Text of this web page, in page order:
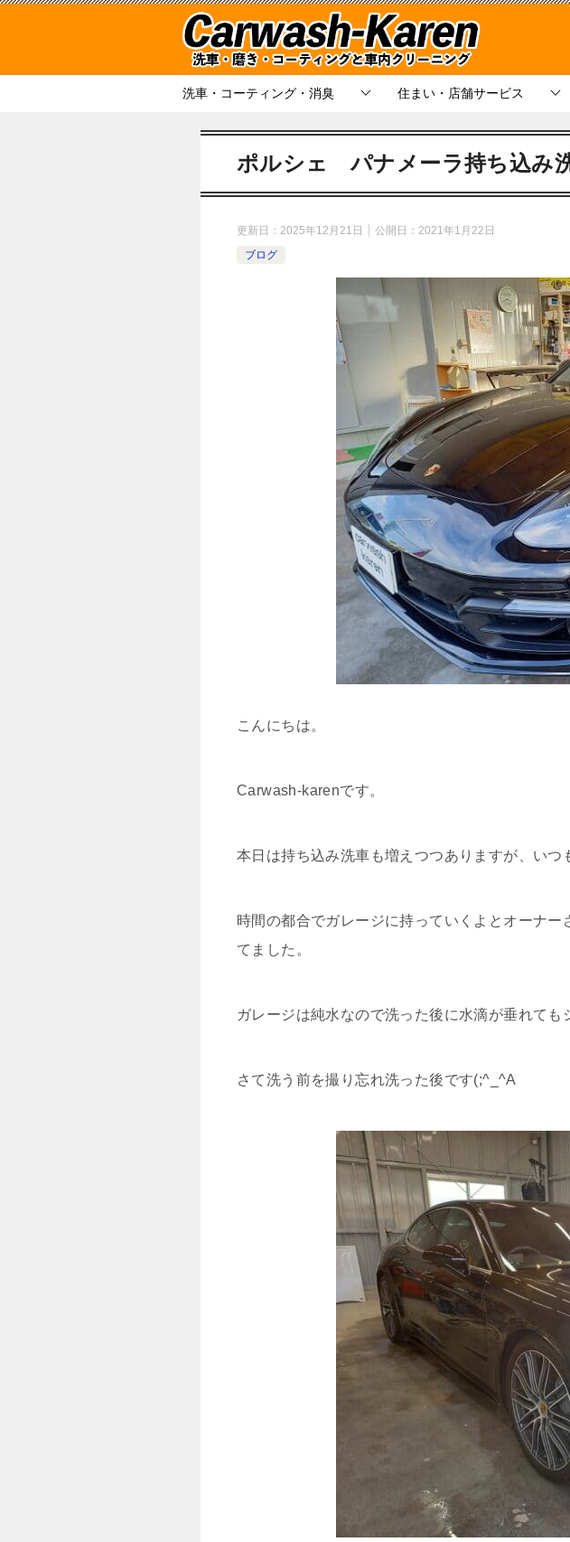
洗車・コーティング・消臭 住まい・店舗サービス
ポルシェ パナメーラ持ち込み洗
更新日： 2025年12月21日 公開日： 2021年1月22日
ブログ
こんにちは。
Carwash-karenです。
本日は持ち込み洗車も増えつつありますが、い
時間の都合でガレージに持っていくよとオーナ
てました。
ガレージは純水なので洗った後に水滴が垂れても
さて洗う前を撮り忘れ洗った後です(;^_^A